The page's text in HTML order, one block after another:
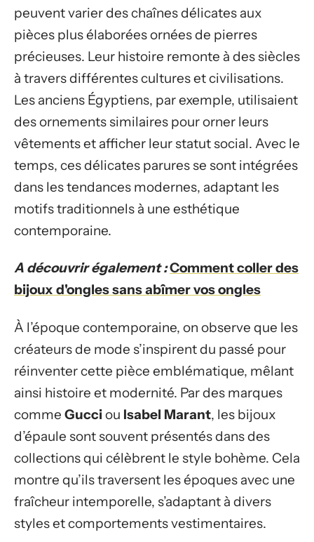
peuvent varier des chaînes délicates aux
pièces plus élaborées ornées de pierres
précieuses. Leur histoire remonte à des siècles
à travers différentes cultures et civilisations.
Les anciens Égyptiens, par exemple, utilisaient
des ornements similaires pour orner leurs
vêtements et afficher leur statut social. Avec le
temps, ces délicates parures se sont intégrées
dans les tendances modernes, adaptant les
motifs traditionnels à une esthétique
contemporaine.
A découvrir également :Comment coller des
bijoux d'ongles sans abîmer vos ongles
À l’époque contemporaine, on observe que les
créateurs de mode s’inspirent du passé pour
réinventer cette pièce emblématique, mêlant
ainsi histoire et modernité. Par des marques
comme Gucci ou Isabel Marant, les bijoux
d’épaule sont souvent présentés dans des
collections qui célèbrent le style bohème. Cela
montre qu’ils traversent les époques avec une
fraîcheur intemporelle, s’adaptant à divers
styles et comportements vestimentaires.